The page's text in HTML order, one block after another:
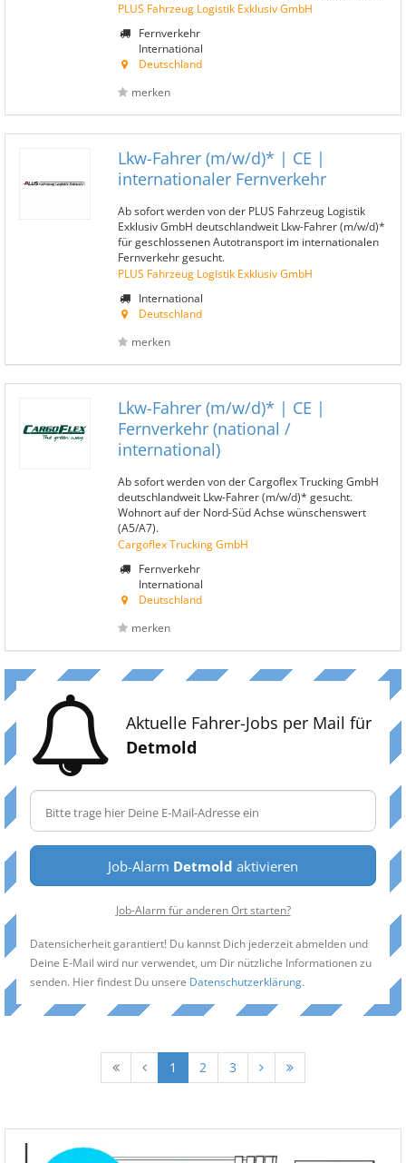
PLUS Fahrzeug Logistik Exklusiv GmbH
Fernverkehr
International
Deutschland
merken
Lkw-Fahrer (m/w/d)* | CE |
internationaler Fernverkehr
Ab sofort werden von der PLUS Fahrzeug Logistik
Exklusiv GmbH deutschlandweit Lkw-Fahrer (m/w/d)*
für geschlossenen Autotransport im internationalen
Fernverkehr gesucht.
PLUS Fahrzeug Logistik Exklusiv GmbH
International
Deutschland
merken
Lkw-Fahrer (m/w/d)* | CE |
Fernverkehr (national /
international)
Ab sofort werden von der Cargoflex Trucking GmbH
deutschlandweit Lkw-Fahrer (m/w/d)* gesucht.
Wohnort auf der Nord-Süd Achse wünschenswert
(A5/A7).
Cargoflex Trucking GmbH
Fernverkehr
International
Deutschland
merken
Aktuelle Fahrer-Jobs per Mail für
Detmold
Job-Alarm Detmold aktivieren
Job-Alarm für anderen Ort starten?
Datensicherheit garantiert! Du kannst Dich jederzeit abmelden und
Deine E-Mail wird nur verwendet, um Dir nützliche Informationen zu
senden. Hier findest Du unsere Datenschutzerklärung.
1 2 3